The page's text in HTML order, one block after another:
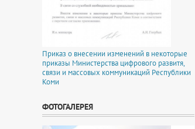
Приказ о внесении изменений в некоторые
приказы Министерства цифрового развитя,
связи и массовых коммуникаций Республики
Коми
ФОТОГАЛЕРЕЯ